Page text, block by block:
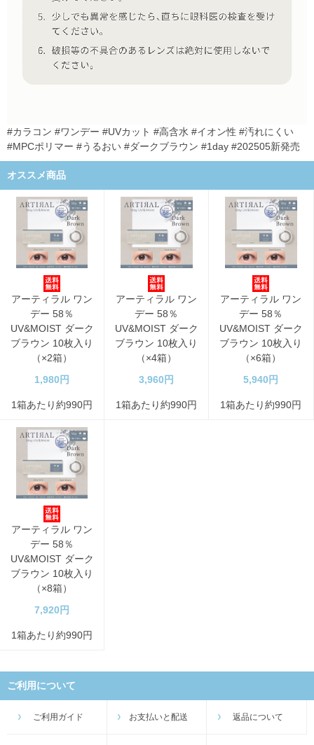
#カラコン #ワンデー #UVカット #高含水 #イオン性 #汚れにくい
#MPCポリマー #うるおい #ダークブラウン #1day #202505新発売
オススメ商品
アーティラル ワン
デー 58％
UV&MOIST ダーク
ブラウン 10枚入り
（×2箱）
1,980円
1箱あたり約990円
アーティラル ワン
デー 58％
UV&MOIST ダーク
ブラウン 10枚入り
（×4箱）
3,960円
1箱あたり約990円
アーティラル ワン
デー 58％
UV&MOIST ダーク
ブラウン 10枚入り
（×6箱）
5,940円
1箱あたり約990円
アーティラル ワン
デー 58％
UV&MOIST ダーク
ブラウン 10枚入り
（×8箱）
7,920円
1箱あたり約990円
ご利用について
ご利用ガイド お支払いと配送 返品について